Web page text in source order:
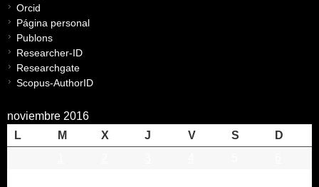
Orcid
Página personal
Publons
Researcher-ID
Researchgate
Scopus-AuthorID
noviembre 2016
L
M X J V S
D